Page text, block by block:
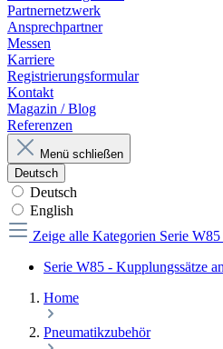
Partnernetzwerk
Ansprechpartner
Messen
Karriere
Registrierungsformular
Kontakt
Magazin / Blog
Referenzen
Menü schließen
Deutsch
Deutsch
English
Zeige alle Kategorien Serie
Serie W85 - Kupplungssätze
Home
Pneumatikzubehör